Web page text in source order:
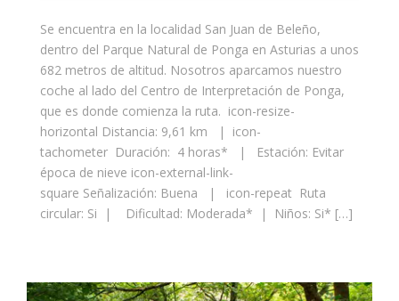
Se encuentra en la localidad San Juan de Beleño,
dentro del Parque Natural de Ponga en Asturias a unos
682 metros de altitud. Nosotros aparcamos nuestro
coche al lado del Centro de Interpretación de Ponga,
que es donde comienza la ruta. icon-resize-
horizontal Distancia: 9,61 km | icon-
tachometer Duración: 4 horas* | Estación: Evitar
época de nieve icon-external-link-
square Señalización: Buena | icon-repeat Ruta
circular: Si | Dificultad: Moderada* | Niños: Si* […]